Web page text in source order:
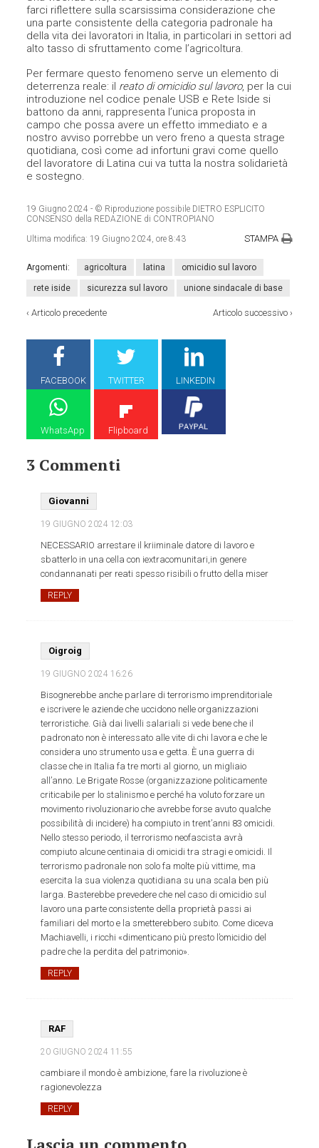
farci riflettere sulla scarsissima considerazione che
una parte consistente della categoria padronale ha
della vita dei lavoratori in Italia, in particolari in settori ad
alto tasso di sfruttamento come l’agricoltura.
Per fermare questo fenomeno serve un elemento di
deterrenza reale: il reato di omicidio sul lavoro, per la cui
introduzione nel codice penale USB e Rete Iside si
battono da anni, rappresenta l’unica proposta in
campo che possa avere un effetto immediato e a
nostro avviso porrebbe un vero freno a questa strage
quotidiana, così come ad infortuni gravi come quello
del lavoratore di Latina cui va tutta la nostra solidarietà
e sostegno.
19 Giugno 2024 - © Riproduzione possibile DIETRO ESPLICITO
CONSENSO della REDAZIONE di CONTROPIANO
Ultima modifica: 19 Giugno 2024, ore 8:43 STAMPA
Argomenti: agricoltura latina omicidio sul lavoro
rete iside sicurezza sul lavoro unione sindacale di base
‹Articolo precedente Articolo successivo›
FACEBOOK TWITTER LINKEDIN
WhatsApp Flipboard
3 Commenti
Giovanni
19 GIUGNO 2024 12:03
NECESSARIO arrestare il kriiminale datore di lavoro e
sbatterlo in una cella con iextracomunitari,in genere
condannanati per reati spesso risibili o frutto della miser
REPLY
Oigroig
19 GIUGNO 2024 16:26
Bisognerebbe anche parlare di terrorismo imprenditoriale
e iscrivere le aziende che uccidono nelle organizzazioni
terroristiche. Già dai livelli salariali si vede bene che il
padronato non è interessato alle vite di chi lavora e che le
considera uno strumento usa e getta. È una guerra di
classe che in Italia fa tre morti al giorno, un migliaio
all’anno. Le Brigate Rosse (organizzazione politicamente
criticabile per lo stalinismo e perché ha voluto forzare un
movimento rivoluzionario che avrebbe forse avuto qualche
possibilità di incidere) ha compiuto in trent’anni 83 omicidi.
Nello stesso periodo, il terrorismo neofascista avrà
compiuto alcune centinaia di omicidi tra stragi e omicidi. Il
terrorismo padronale non solo fa molte più vittime, ma
esercita la sua violenza quotidiana su una scala ben più
larga. Basterebbe prevedere che nel caso di omicidio sul
lavoro una parte consistente della proprietà passi ai
familiari del morto e la smetterebbero subito. Come diceva
Machiavelli, i ricchi «dimenticano più presto l’omicidio del
padre che la perdita del patrimonio».
REPLY
RAF
20 GIUGNO 2024 11:55
cambiare il mondo è ambizione, fare la rivoluzione è
ragionevolezza
REPLY
Lascia un commento